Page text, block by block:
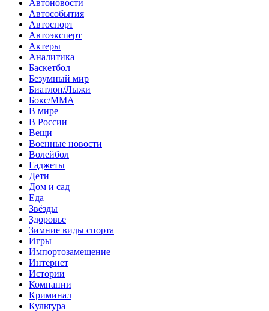
Автоновости
Автособытия
Автоспорт
Автоэксперт
Актеры
Аналитика
Баскетбол
Безумный мир
Биатлон/Лыжи
Бокс/MMA
В мире
В России
Вещи
Военные новости
Волейбол
Гаджеты
Дети
Дом и сад
Еда
Звёзды
Здоровье
Зимние виды спорта
Игры
Импортозамещение
Интернет
Истории
Компании
Криминал
Культура